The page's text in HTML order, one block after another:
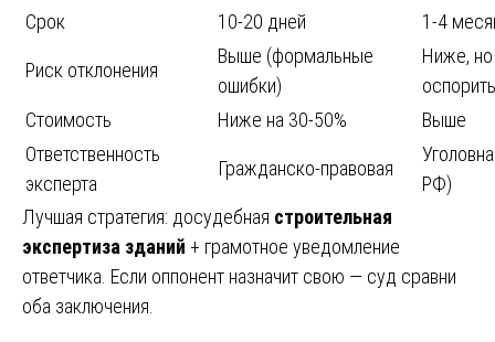
Срок
10-20 дней 1-4
Риск отклонения
Выше (формальные
ошибки)
Ниже,
оспорить
Стоимость
Ниже на 30-50%
Выше
Ответственность
эксперта
Гражданско-правовая
РФ)
Лучшая стратегия: досудебная строительная
экспертиза зданий + грамотное уведомление
ответчика. Если оппонент назначит свою — суд сравни
оба заключения.